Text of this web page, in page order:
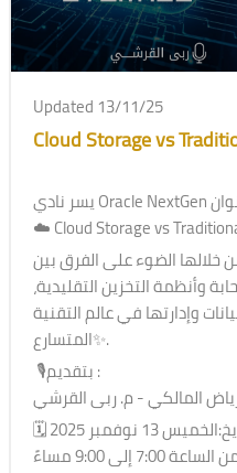
Updated 13/11/25
Cloud Storage vs
☁️ Cloud Storage vs
الضوء على الفرق بين
وأنظمة التخزين التقليدية،
وإدارتها في عالم التقنية
المتسارع✨.
🎙️بتقديم :
المالكي - م. ربى القرشي
13 نوفمبر 2025
7:00 إلى 9:00 مساءً